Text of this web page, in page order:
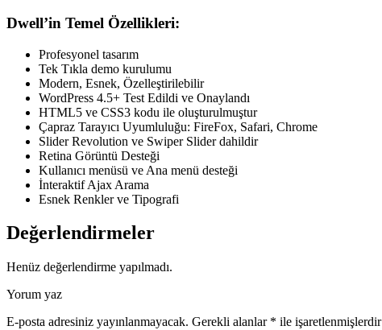
Dwell’in Temel Özellikleri:
Profesyonel tasarım
Tek Tıkla demo kurulumu
Modern, Esnek, Özelleştirilebilir
WordPress 4.5+ Test Edildi ve Onaylandı
HTML5 ve CSS3 kodu ile oluşturulmuştur
Çapraz Tarayıcı Uyumluluğu: FireFox, Safari, Chrome
Slider Revolution ve Swiper Slider dahildir
Retina Görüntü Desteği
Kullanıcı menüsü ve Ana menü desteği
İnteraktif Ajax Arama
Esnek Renkler ve Tipografi
Değerlendirmeler
Henüz değerlendirme yapılmadı.
Yorum yaz
E-posta adresiniz yayınlanmayacak. Gerekli alanlar * ile işaretlenmişlerdir